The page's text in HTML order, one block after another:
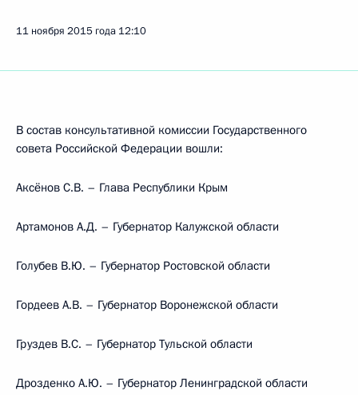
11 ноября 2015 года 12:10
В состав консультативной комиссии Государственного
совета Российской Федерации вошли:
Аксёнов С.В. – Глава Республики Крым
Артамонов А.Д. – Губернатор Калужской области
Голубев В.Ю. – Губернатор Ростовской области
Гордеев А.В. – Губернатор Воронежской области
Груздев B.C. – Губернатор Тульской области
Дрозденко А.Ю. – Губернатор Ленинградской области